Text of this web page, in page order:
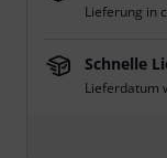
Lieferung in
Schnelle
Lieferdatum